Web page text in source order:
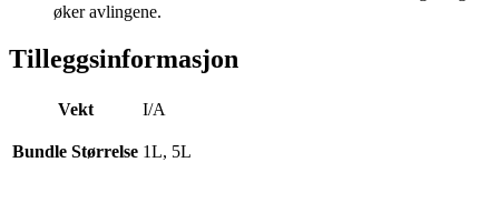
øker avlingene.
Tilleggsinformasjon
Vekt I/A
Bundle Størrelse 1L, 5L